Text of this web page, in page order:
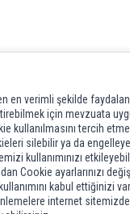
en verimli şekilde
için mevzuata
kullanılmasını tercih
silebilir ya da
kullanımınızı
Cookie ayarlarınızı
kabul ettiğinizi
internet